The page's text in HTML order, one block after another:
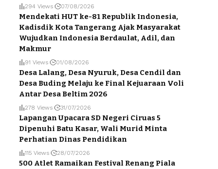
294 Views 07/08/2026
Mendekati HUT ke-81 Republik Indonesia,
Kadisdik Kota Tangerang Ajak Masyarakat
Wujudkan Indonesia Berdaulat, Adil, dan
Makmur
91 Views 01/08/2026
Desa Lalang, Desa Nyuruk, Desa Cendil dan
Desa Buding Melaju ke Final Kejuaraan Voli
Antar Desa Beltim 2026
278 Views 31/07/2026
Lapangan Upacara SD Negeri Ciruas 5
Dipenuhi Batu Kasar, Wali Murid Minta
Perhatian Dinas Pendidikan
115 Views 28/07/2026
500 Atlet Ramaikan Festival Renang Piala